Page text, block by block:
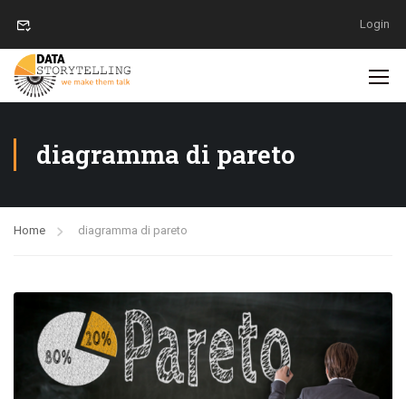
Login
diagramma di pareto
Home diagramma di pareto